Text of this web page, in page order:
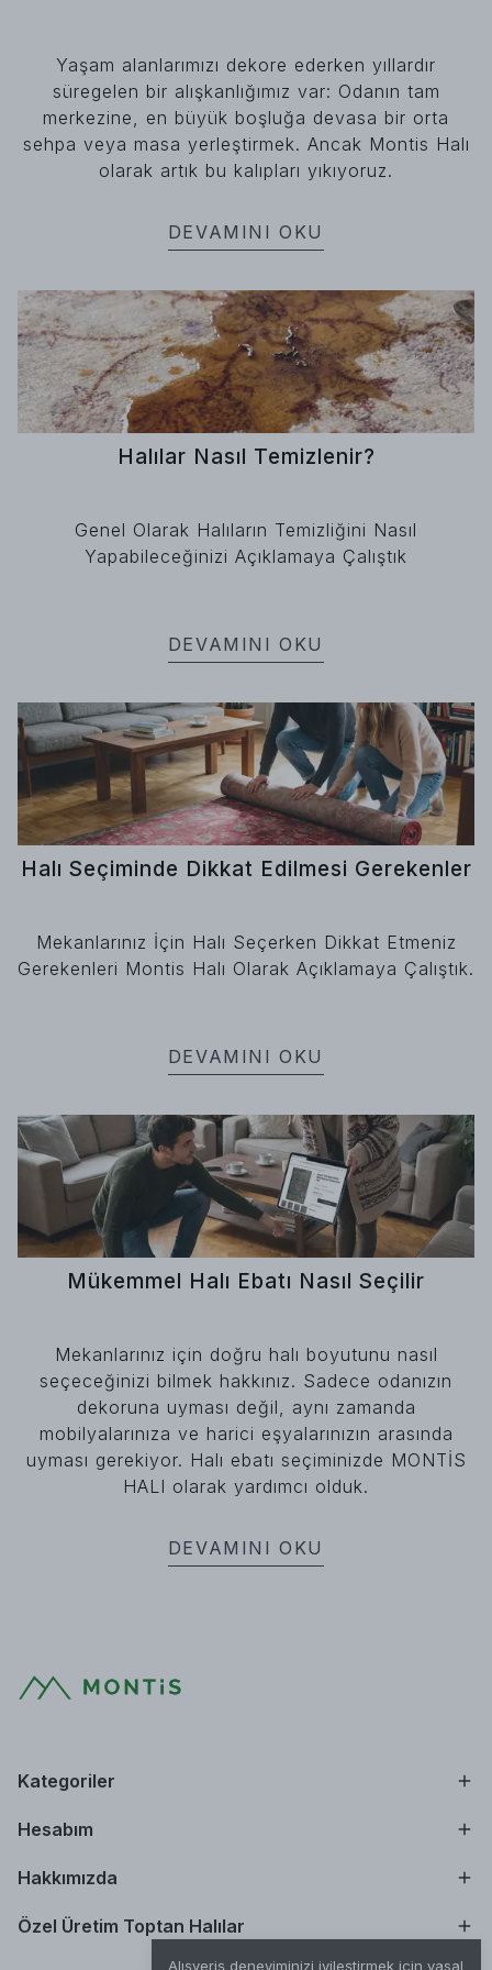
Alışveriş deneyiminizi iyileştirmek için yasal
Yaşam alanlarımızı dekore ederken yıllardır
süregelen bir alışkanlığımız var: Odanın tam
merkezine, en büyük boşluğa devasa bir orta
sehpa veya masa yerleştirmek. Ancak Montis Halı
olarak artık bu kalıpları yıkıyoruz.
DEVAMINI OKU
Halılar Nasıl Temizlenir?
Genel Olarak Halıların Temizliğini Nasıl
Yapabileceğinizi Açıklamaya Çalıştık
DEVAMINI OKU
Halı Seçiminde Dikkat Edilmesi Gerekenler
Mekanlarınız İçin Halı Seçerken Dikkat Etmeniz
Gerekenleri Montis Halı Olarak Açıklamaya Çalıştık.
DEVAMINI OKU
Mükemmel Halı Ebatı Nasıl Seçilir
Mekanlarınız için doğru halı boyutunu nasıl
seçeceğinizi bilmek hakkınız. Sadece odanızın
dekoruna uyması değil, aynı zamanda
mobilyalarınıza ve harici eşyalarınızın arasında
uyması gerekiyor. Halı ebatı seçiminizde MONTİS
HALI olarak yardımcı olduk.
DEVAMINI OKU
Kategoriler
Hesabım
Hakkımızda
Özel Üretim Toptan Halılar